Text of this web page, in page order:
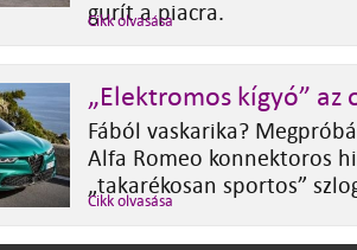
gurít a piacra.
Cikk olvasása
„Elektromos kígyó” az
Fából vaskarika?
Alfa Romeo konnektoros
„takarékosan sportos”
Cikk olvasása